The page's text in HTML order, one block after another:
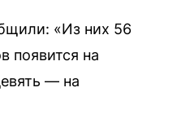
«Из них 56
появится на
— на